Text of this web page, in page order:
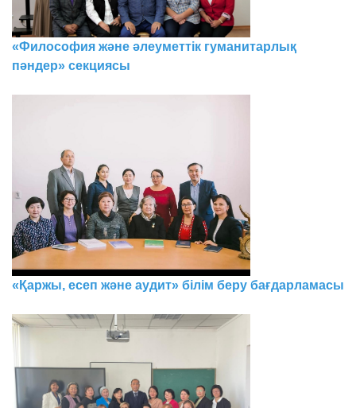
«Философия және әлеуметтік гуманитарлық
пәндер» секциясы
«Қаржы, есеп және аудит» білім беру бағдарламасы